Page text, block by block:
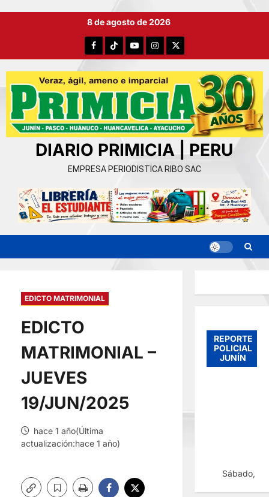
8 de agosto de 2026
FacebookTikTokYouTubeInstagram
X
DIARIO PRIMICIA | PERU
EMPRESA PERIODISTICA RIBO SAC
EDICTO MATRIMONIAL
EDICTO
MATRIMONIAL –
JUEVES
19/JUN/2025
hace 1 año(Última
actualización:hace 1 año)
REPORTE
POLICIAL
JUNÍN
Sábado,